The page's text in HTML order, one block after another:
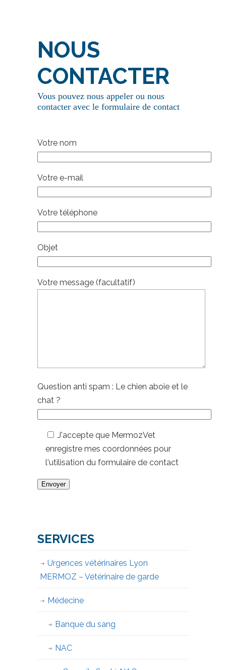
NOUS
CONTACTER
Vous pouvez nous appeler ou nous
contacter avec le formulaire de contact
Votre nom
Votre e-mail
Votre téléphone
Objet
Votre message (facultatif)
Question anti spam : Le chien aboie et le
chat ?
J'accepte que MermozVet
enregistre mes coordonnées pour
l'utilisation du formulaire de contact
SERVICES
Urgences vétérinaires Lyon
MERMOZ – Vétérinaire de garde
Médecine
Banque du sang
NAC